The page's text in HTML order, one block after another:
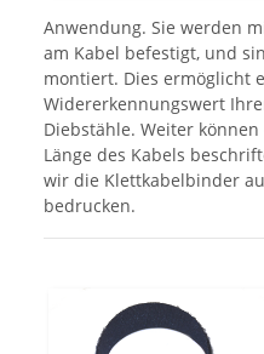
Anwendung. Sie werden
am Kabel befestigt, und
montiert. Dies ermöglicht
Widererkennungswert
Diebstähle. Weiter
Länge des Kabels
wir die Klettkabelbinder
bedrucken.